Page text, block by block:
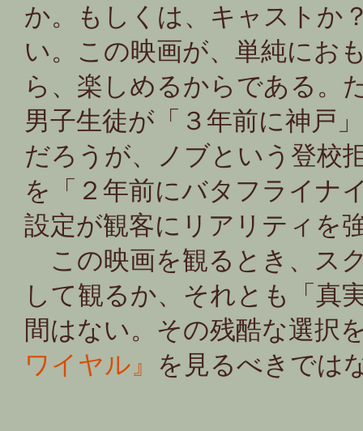
か。もしくは、キャストか
い。この映画が、単純にお
ら、楽しめるからである。
男子生徒が「３年前に神戸
だろうが、ノブという登校
を「２年前にバタフライナ
設定が観客にリアリティを
この映画を観るとき、ス
して観るか、それとも「真
間はない。その残酷な選択
ワイヤル』
を見るべきでは